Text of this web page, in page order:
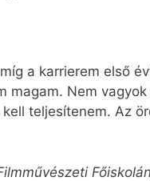
a karrierem első
Nem
teljesítenem. Az